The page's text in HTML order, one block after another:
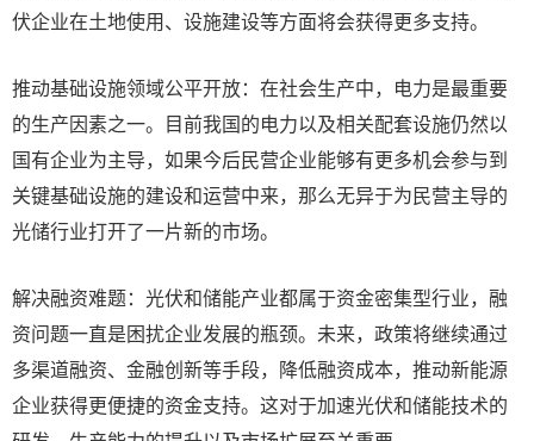
伏企业在土地使用、设施建设等方面将会获得更多支持。
推动基础设施领域公平开放：在社会生产中，电力是最重要
的生产因素之一。目前我国的电力以及相关配套设施仍然以
国有企业为主导，如果今后民营企业能够有更多机会参与到
关键基础设施的建设和运营中来，那么无异于为民营主导的
光储行业打开了一片新的市场。
解决融资难题：光伏和储能产业都属于资金密集型行业，融
资问题一直是困扰企业发展的瓶颈。未来，政策将继续通过
多渠道融资、金融创新等手段，降低融资成本，推动新能源
企业获得更便捷的资金支持。这对于加速光伏和储能技术的